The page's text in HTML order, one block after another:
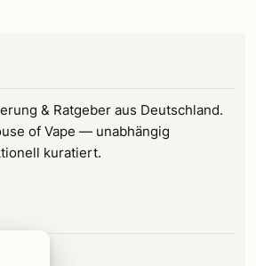
& Ratgeber aus Deutschland.
of Vape — unabhängig
kuratiert.